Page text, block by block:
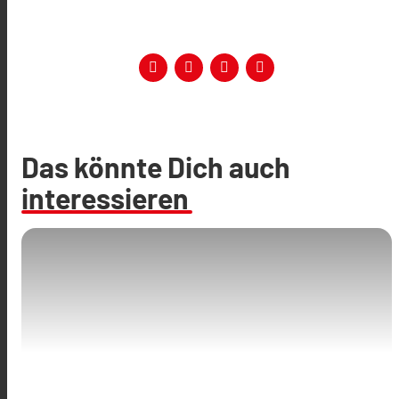
Das könnte Dich auch
interessieren